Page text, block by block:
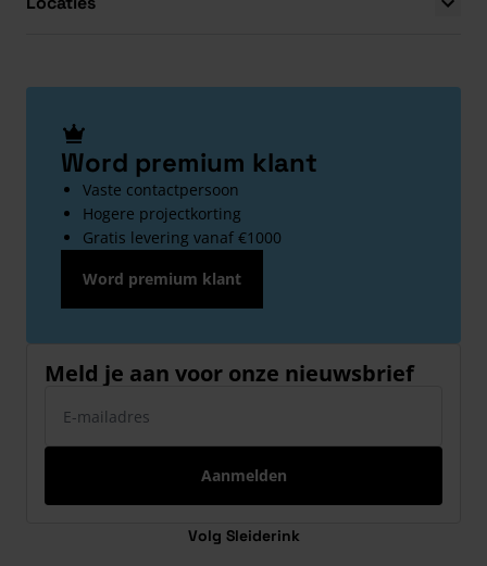
Word premium klant
Vaste contactpersoon
Hogere projectkorting
Gratis levering vanaf €1000
Word premium klant
Meld je aan voor onze nieuwsbrief
Aanmelden
Volg Sleiderink